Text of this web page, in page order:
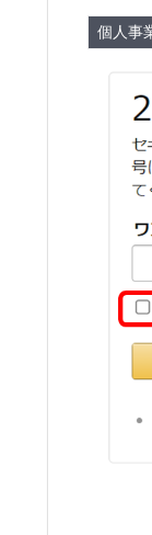
個人事